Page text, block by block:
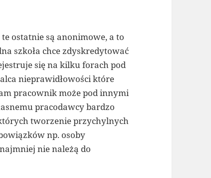
ostatnie są anonimowe, a to
szkoła chce zdyskredytować
się na kilku forach pod
nieprawidłowości które
pracownik może pod innymi
pracodawcy bardzo
tworzenie przychylnych
np. osoby
nie należą do